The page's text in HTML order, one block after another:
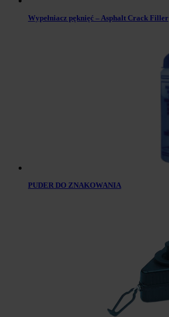
Wypełniacz pęknięć – Asphalt Crack Filler
PUDER DO ZNAKOWANIA